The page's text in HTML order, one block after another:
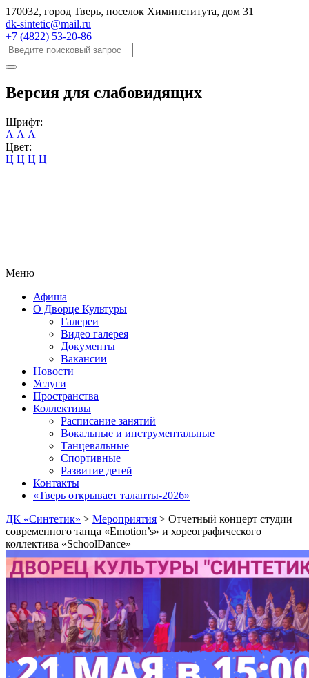
170032, город Тверь, поселок Химинститута, дом 31
dk-sintetic@mail.ru
+7 (4822) 53-20-86
Версия для слабовидящих
Шрифт:
А А А
Цвет:
Ц Ц Ц Ц
Меню
Афиша
О Дворце Культуры
Галереи
Видео галерея
Документы
Вакансии
Новости
Услуги
Пространства
Коллективы
Расписание занятий
Вокальные и инструментальные
Танцевальные
Спортивные
Развитие детей
Контакты
«Тверь открывает таланты-2026»
ДК «Синтетик» > Мероприятия > Отчетный концерт студии
современного танца «Emotion’s» и хореографического
коллектива «SchoolDance»